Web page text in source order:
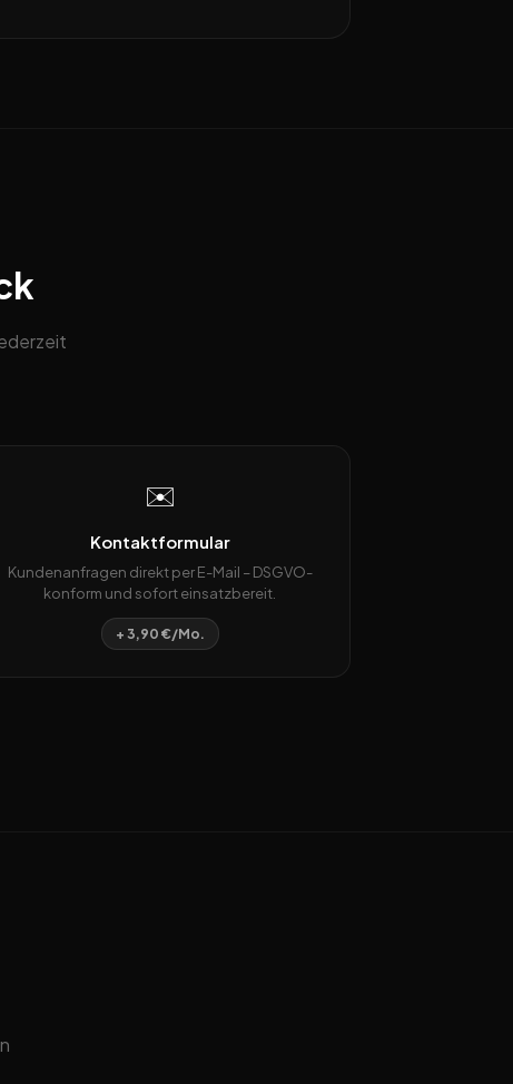
✉️
Kontaktformular
Kundenanfragen direkt per E-Mail – DSGVO-
konform und sofort einsatzbereit.
+ 3,90 €/Mo.